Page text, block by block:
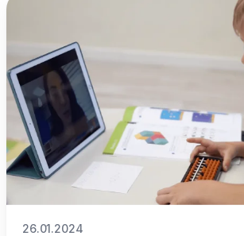
26.01.2024